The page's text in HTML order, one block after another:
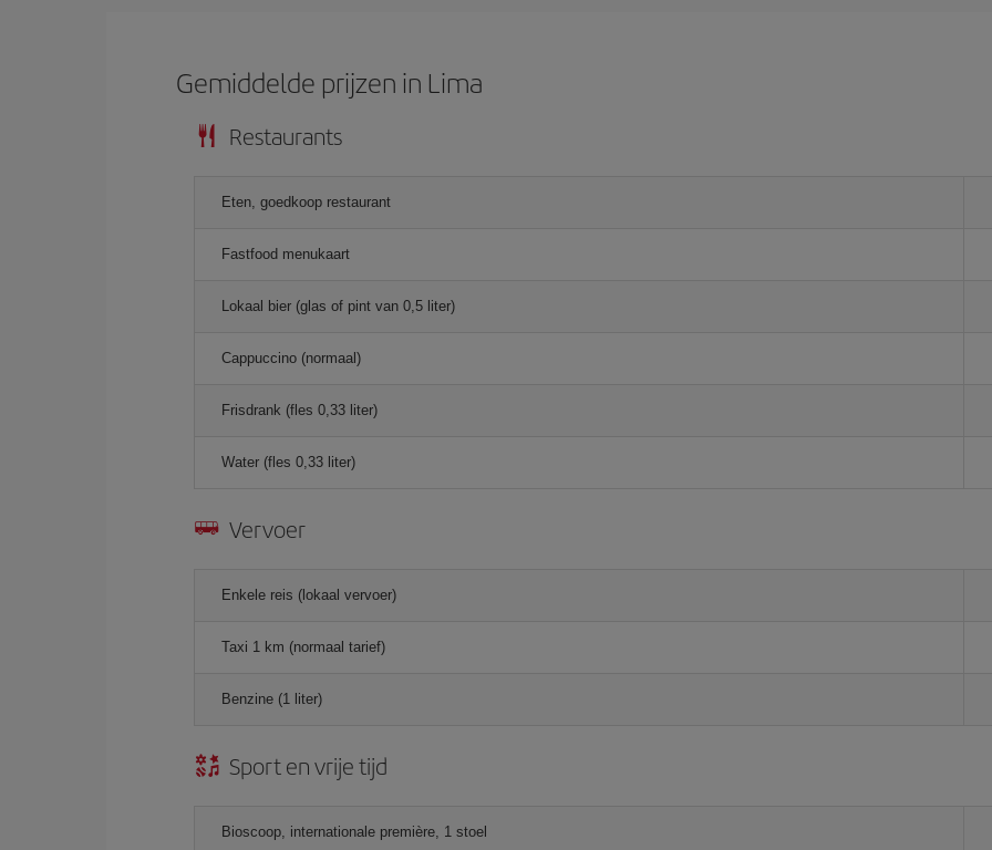
Gemiddelde prijzen in Lima
Restaurants
Eten, goedkoop restaurant
Fastfood menukaart
Lokaal bier (glas of pint van 0,5 liter)
Cappuccino (normaal)
Frisdrank (fles 0,33 liter)
Water (fles 0,33 liter)
Vervoer
Enkele reis (lokaal vervoer)
Taxi 1 km (normaal tarief)
Benzine (1 liter)
Sport en vrije tijd
Bioscoop, internationale première, 1 stoel